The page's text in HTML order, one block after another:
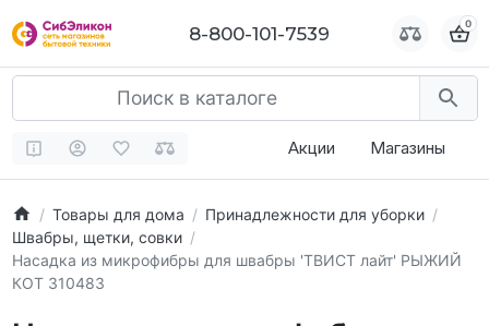
8-800-101-7539 0
Акции Магазины
Товары для дома
Принадлежности для уборки
Швабры, щетки, совки
Насадка из микрофибры для швабры 'ТВИСТ лайт' РЫЖИЙ
КОТ 310483
8-800-101-7539 0